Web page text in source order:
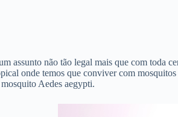
assunto não tão legal mais que com toda
onde temos que conviver com
Aedes aegypti.